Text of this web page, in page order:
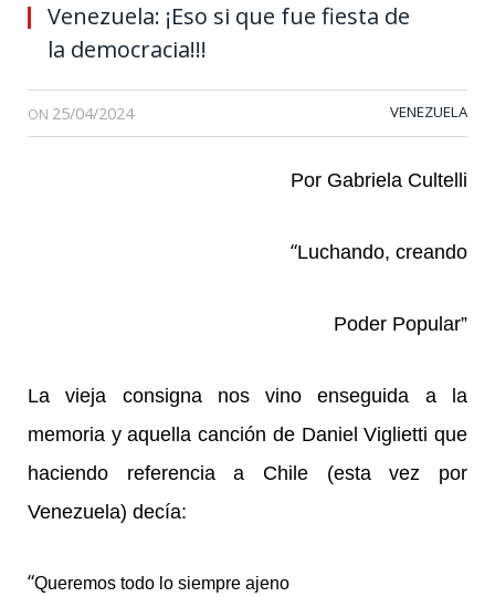
Venezuela: ¡Eso si que fue fiesta de
la democracia!!!
ON 25/04/2024 VENEZUELA
Por Gabriela Cultelli
“Luchando, creando
Poder Popular”
La vieja consigna nos vino enseguida a la
memoria y aquella canción de Daniel Viglietti que
haciendo referencia a Chile (esta vez por
Venezuela) decía:
“Queremos todo lo siempre ajeno